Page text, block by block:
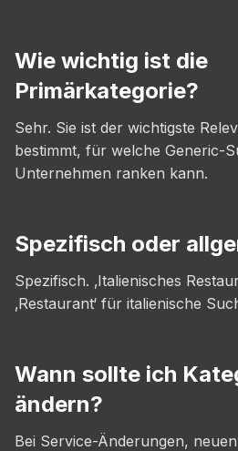
Wie wichtig ist die
Primärkategorie?
Sehr. Sie ist der wichtigste
bestimmt, für welche Generic-
Unternehmen ranken kann.
Spezifisch oder
Spezifisch. ‚Italienisches
‚Restaurant‘ für italienische
Wann sollte ich
ändern?
Bei Service-Änderungen,